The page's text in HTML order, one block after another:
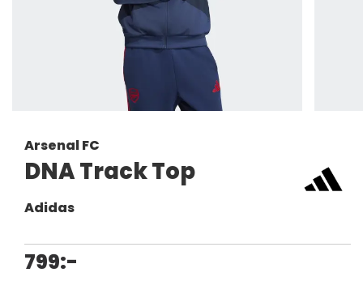
Arsenal FC
DNA Track Top
Adidas
799:-